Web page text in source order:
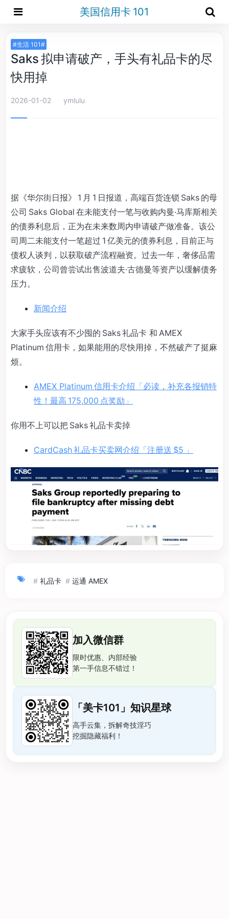
美国信用卡 101
#生活 101#
Saks 拟申请破产，手头有礼品卡的尽
快用掉
2026-01-02 ymlulu
据《华尔街日报》 1 月 1 日报道，高端百货连锁 Saks 的母
公司 Saks Global 在未能支付一笔与收购内曼·马库斯相关
的债券利息后，正为在未来数周内申请破产做准备。该公
司周二未能支付一笔超过 1 亿美元的债券利息，目前正与
债权人谈判，以获取破产流程融资。过去一年，奢侈品需
求疲软，公司曾尝试出售波道夫·古德曼等资产以缓解债务
压力。
新闻介绍
大家手头应该有不少囤的 Saks 礼品卡 和 AMEX
Platinum 信用卡，如果能用的尽快用掉，不然破产了挺麻
烦。
AMEX Platinum 信用卡介绍「必读，补充各报销特
性！最高 175,000 点奖励」
你用不上可以把 Saks 礼品卡卖掉
CardCash 礼品卡买卖网介绍「注册送 $5 」
# 礼品卡 # 运通 AMEX
加入微信群
限时优惠、内部经验
第一手信息不错过！
「美卡101」知识星球
高手云集，拆解奇技淫巧
挖掘隐藏福利！